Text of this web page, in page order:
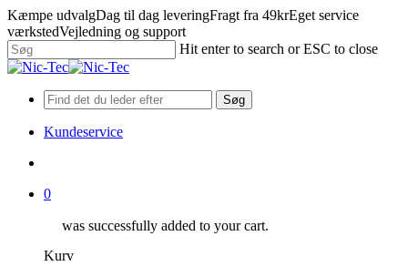
Skip
to
main
content
Kæmpe udvalgDag til dag leveringFragt fra 49krEget service
værkstedVejledning og support
Hit enter to search or ESC to close
Close
Søg
Kundeservice
0
was successfully added to your cart.
Kurv